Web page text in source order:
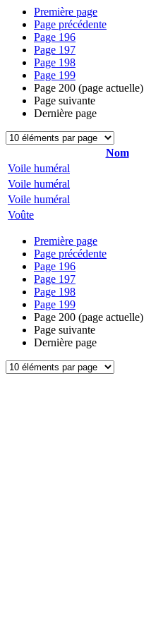
Première page
Page précédente
Page 196
Page 197
Page 198
Page 199
Page 200 (page actuelle)
Page suivante
Dernière page
Nom
Voile huméral
Voile huméral
Voile huméral
Voûte
Première page
Page précédente
Page 196
Page 197
Page 198
Page 199
Page 200 (page actuelle)
Page suivante
Dernière page